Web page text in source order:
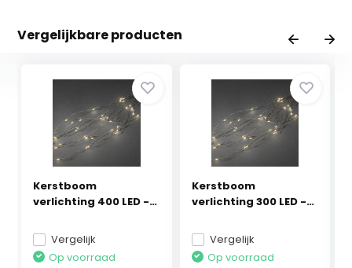
Vergelijkbare producten
Kerstboom
verlichting 400 LED -
Vergelijk
Op voorraad
Kerstboom
verlichting 300 LED -
Vergelijk
Op voorraad